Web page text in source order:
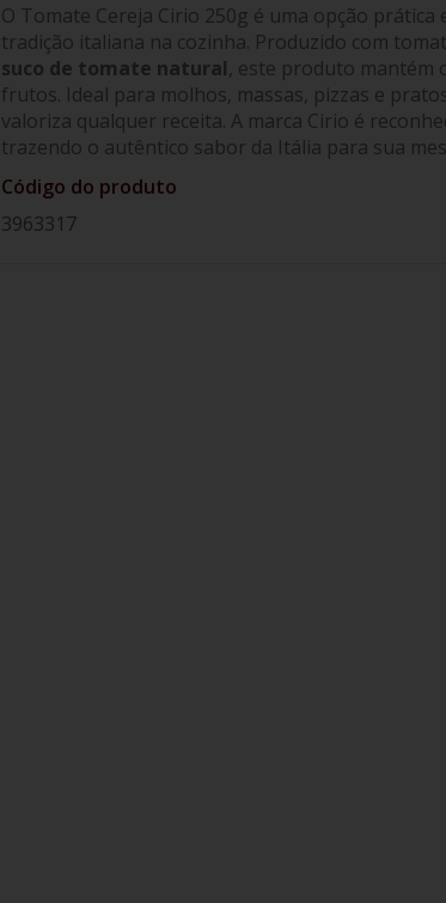
O Tomate Cereja Cirio 250g é uma opção
tradição italiana na cozinha. Produzido com
suco de tomate natural, este produto mantém
frutos. Ideal para molhos, massas, pizzas e
valoriza qualquer receita. A marca Cirio é
trazendo o autêntico sabor da Itália para sua
Código do produto
3963317